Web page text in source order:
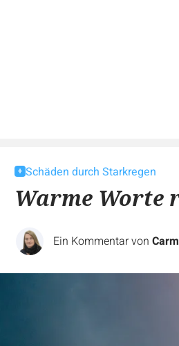
Schäden durch Starkregen
Warme Worte
Ein Kommentar von